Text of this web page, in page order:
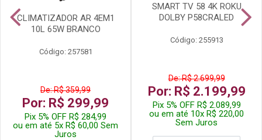
CLIMATIZADOR AR 4EM1
10L 65W BRANCO
Código: 257581
De: R$ 359,99
Por: R$ 299,99
Pix 5% OFF R$ 284,99
ou em até 5x R$ 60,00 Sem
Juros
SMART TV 58 4K ROKU
DOLBY P58CRALED
Código: 255913
De: R$ 2.699,99
Por: R$ 2.199,99
Pix 5% OFF R$ 2.089,99
ou em até 10x R$ 220,00
Sem Juros